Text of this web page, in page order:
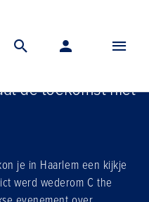
de toekomst niet
je in Haarlem een kijkje
werd wederom C the